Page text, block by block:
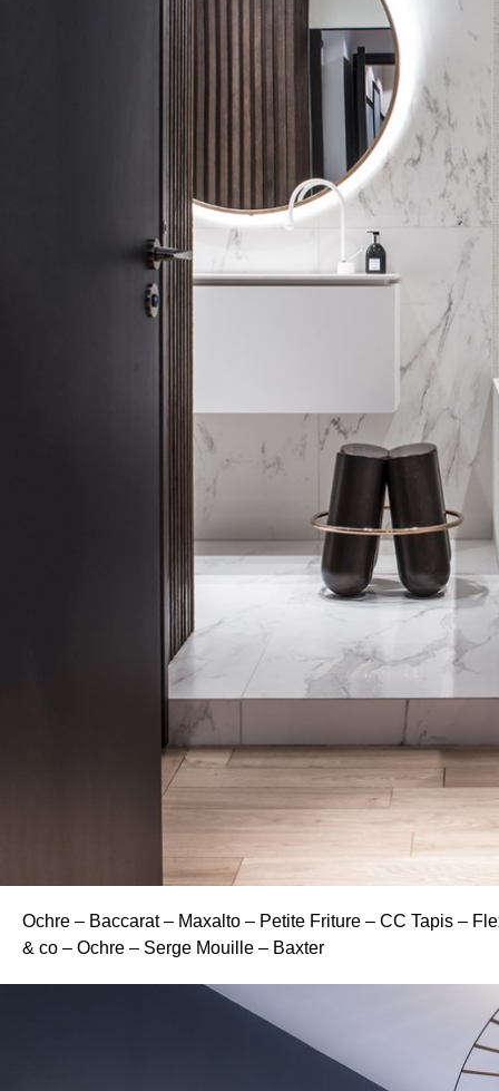
Ochre – Baccarat – Maxalto – Petite Friture – CC Tapis –
& co – Ochre – Serge Mouille – Baxter